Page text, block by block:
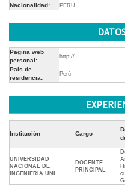
Nacionalidad: PERÚ
Pagina web
personal:
http://
Pais de
residencia:
Perú
Institución Cargo
UNIVERSIDAD
NACIONAL DE
INGENIERIA UNI
DOCENTE
PRINCIPAL